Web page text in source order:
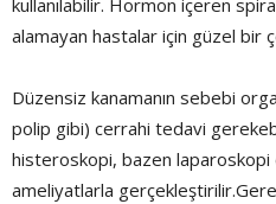
kullanılabilir. Hormon içeren
alamayan hastalar için güzel bir
Düzensiz kanamanın sebebi
polip gibi) cerrahi tedavi
histeroskopi, bazen
ameliyatlarla